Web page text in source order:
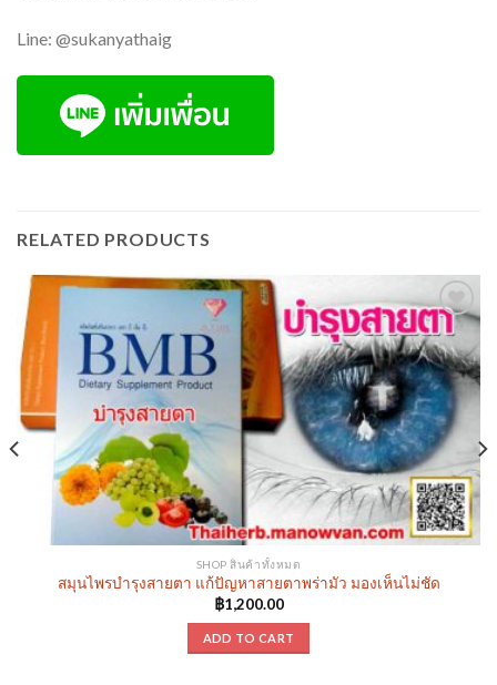
Line: @sukanyathaig
RELATED PRODUCTS
Add to
wishlist
SHOP สินค้าทั้งหมด
สมุนไพรบำรุงสายตา แก้ปัญหาสายตาพร่ามัว มองเห็นไม่ชัด
฿1,200.00
ADD TO CART